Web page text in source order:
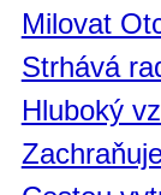
Milovat
Strhává
Hluboký